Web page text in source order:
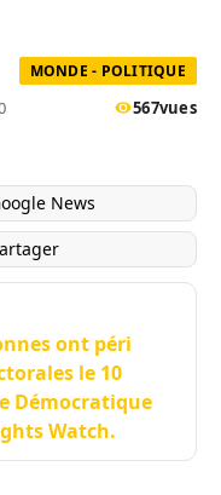
MONDE - POLITIQUE
567vues
News
ont péri
le 10
Démocratique
Watch.